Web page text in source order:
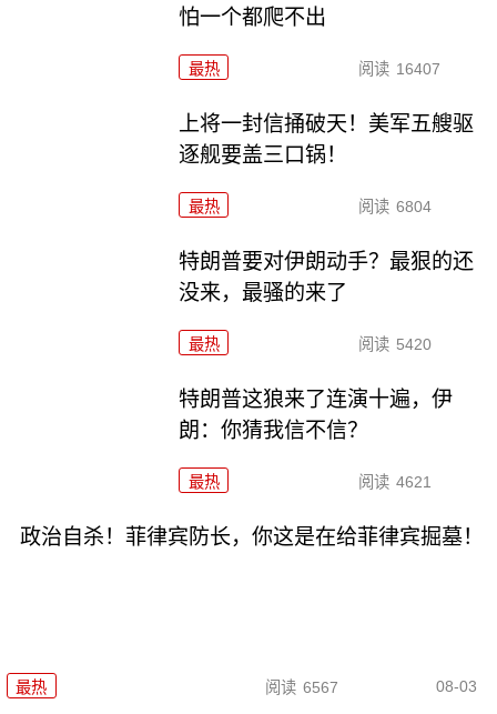
怕一个都爬不出
最热 阅读 16407
上将一封信捅破天！美军五艘驱
逐舰要盖三口锅！
最热 阅读 6804
特朗普要对伊朗动手？最狠的还
没来，最骚的来了
最热 阅读 5420
特朗普这狼来了连演十遍，伊
朗：你猜我信不信？
最热 阅读 4621
政治自杀！菲律宾防长，你这是在给菲律宾掘墓！
最热 阅读 6567 08-03